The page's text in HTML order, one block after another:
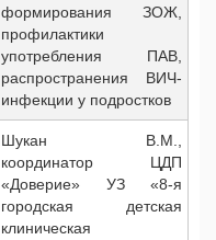
формирования ЗОЖ,
профилактики
употребления ПАВ,
распространения ВИЧ-
инфекции у подростков
Шукан В.М.,
координатор ЦДП
«Доверие» УЗ «8-я
городская детская
клиническая